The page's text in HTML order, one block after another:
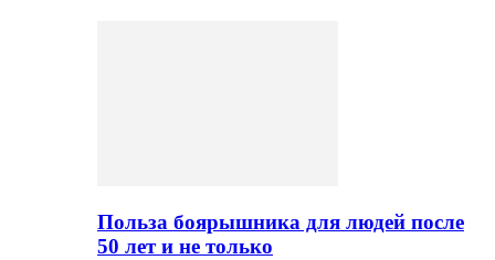
Польза боярышника для людей после
50 лет и не только